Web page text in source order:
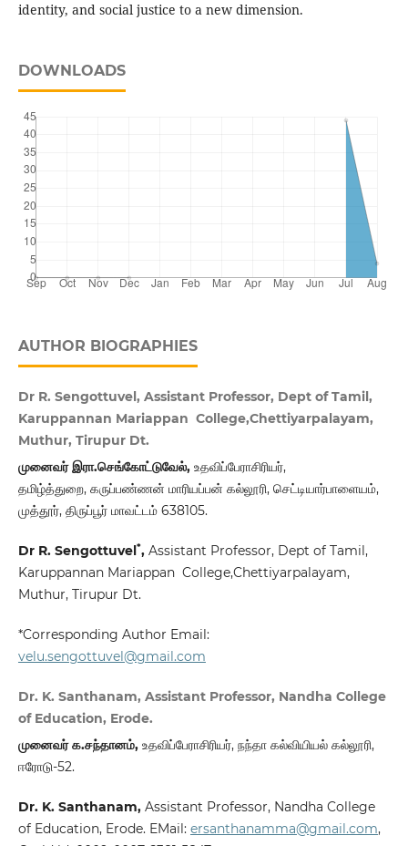
identity, and social justice to a new dimension.
DOWNLOADS
AUTHOR BIOGRAPHIES
Dr R. Sengottuvel, Assistant Professor, Dept of Tamil,
Karuppannan Mariappan College,Chettiyarpalayam,
Muthur, Tirupur Dt.
முனைவர் இரா.செங்கோட்டுவேல், உதவிப்பேராசிரியர்,
தமிழ்த்துறை, கருப்பண்ணன் மாரியப்பன் கல்லூரி, செட்டியார்பாளையம்,
முத்தூர், திருப்பூர் மாவட்டம் 638105.
Dr R. Sengottuvel*,Assistant Professor, Dept of Tamil,
Karuppannan Mariappan College,Chettiyarpalayam,
Muthur, Tirupur Dt.
*Corresponding Author Email:
velu.sengottuvel@gmail.com
Dr. K. Santhanam, Assistant Professor, Nandha College
of Education, Erode.
முனைவர் க.சந்தானம், உதவிப்பேராசிரியர், நந்தா கல்வியியல் கல்லூரி,
ஈரோடு-52.
Dr. K. Santhanam, Assistant Professor, Nandha College
of Education, Erode. EMail: ersanthanamma@gmail.com,